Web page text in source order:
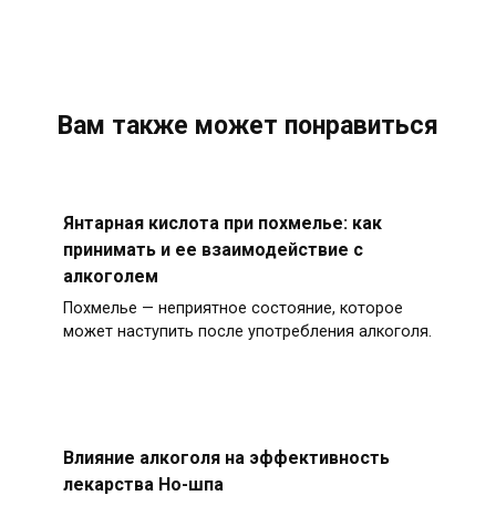
Вам также может понравиться
Янтарная кислота при похмелье: как
принимать и ее взаимодействие с
алкоголем
Похмелье — неприятное состояние, которое
может наступить после употребления алкоголя.
Влияние алкоголя на эффективность
лекарства Но-шпа